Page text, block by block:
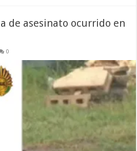
de asesinato ocurrido en
0